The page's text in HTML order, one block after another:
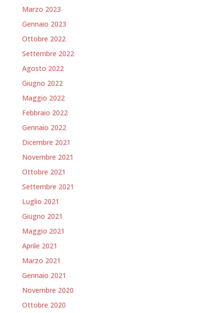
Marzo 2023
Gennaio 2023
Ottobre 2022
Settembre 2022
Agosto 2022
Giugno 2022
Maggio 2022
Febbraio 2022
Gennaio 2022
Dicembre 2021
Novembre 2021
Ottobre 2021
Settembre 2021
Luglio 2021
Giugno 2021
Maggio 2021
Aprile 2021
Marzo 2021
Gennaio 2021
Novembre 2020
Ottobre 2020